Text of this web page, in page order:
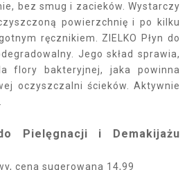
bez smug i zacieków. Wystarczy
powierzchnię i po kilku
ręcznikiem. ZIELKO Płyn do
Jego skład sprawia,
flory bakteryjnej, jaka powinna
oczyszczalni ścieków. Aktywnie
Pielęgnacji i Demakijażu
cena sugerowana 14,99